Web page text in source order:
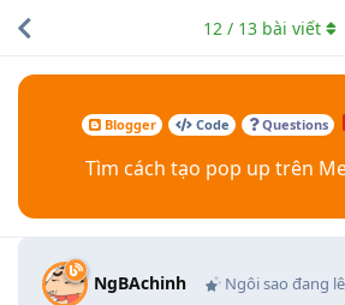
Blogger Code Questions
Tìm cách tạo pop up trên
12/ 13bài viết
NgBAchinh Ngôi sao đang